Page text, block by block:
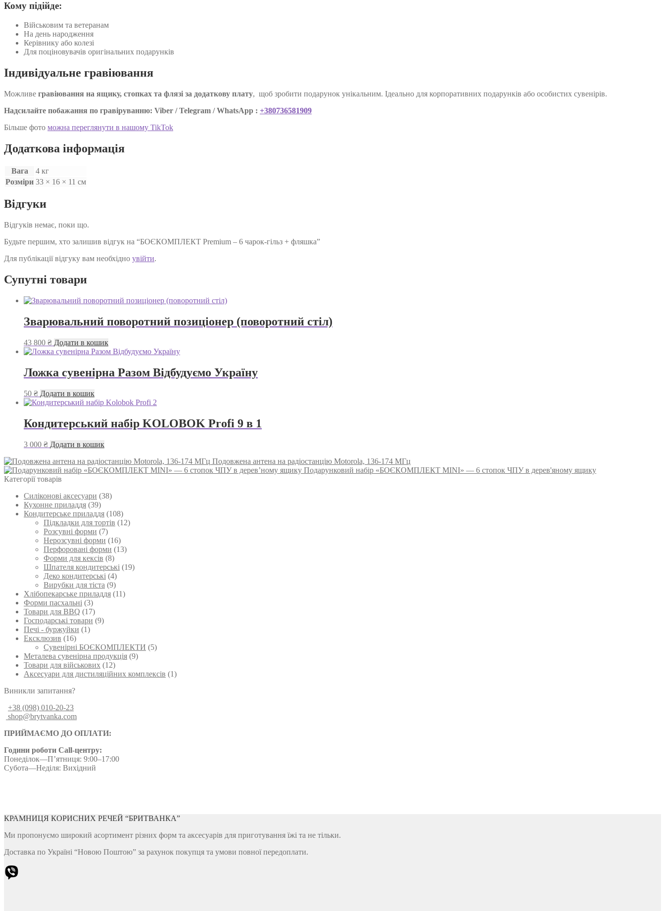
Кому підійде:
Військовим та ветеранам
На день народження
Керівнику або колезі
Для поціновувачів оригінальних подарунків
Індивідуальне гравіювання
Можливе гравіювання на ящику, стопках та флязі за додаткову плату, щоб зробити подарунок унікальним. Ідеально для корпоративних подарунків або особистих сувенірів.
Надсилайте побажання по гравіруванню: Viber / Telegram / WhatsApp : +380736581909
Більше фото можна переглянути в нашому TikTok
Додаткова інформація
Вага
4 кг
Розміри 33 × 16 × 11 см
Відгуки
Відгуків немає, поки що.
Будьте першим, хто залишив відгук на “БОЄКОМПЛЕКТ Premium – 6 чарок-гільз + фляшка”
Для публікації відгуку вам необхідно увійти.
Супутні товари
Зварювальний поворотний позиціонер (поворотний стіл)
43 800 ₴ Додати в кошик
Ложка сувенірна Разом Відбудуємо Україну
50 ₴ Додати в кошик
Кондитерський набір KOLOBOK Profi 9 в 1
3 000 ₴ Додати в кошик
Подовжена антена на радіостанцію Motorola, 136-174 МГц
Подарунковий набір «БОЄКОМПЛЕКТ MINI» — 6 стопок ЧПУ в дерев'яному ящику
Категорії товарів
Силіконові аксесуари (38)
Кухонне приладдя (39)
Кондитерське приладдя (108)
Підкладки для тортів (12)
Розсувні форми (7)
Нерозсувні форми (16)
Перфоровані форми (13)
Форми для кексів (8)
Шпателя кондитерські (19)
Деко кондитерські (4)
Вирубки для тіста (9)
Хлібопекарське приладдя (11)
Форми пасхальні (3)
Товари для BBQ (17)
Господарські товари (9)
Печі - буржуйки (1)
Ексклюзив (16)
Сувенірні БОЄКОМПЛЕКТИ (5)
Металева сувенірна продукція (9)
Товари для військових (12)
Аксесуари для дистиляційних комплексів (1)
Виникли запитання?
+38 (098) 010-20-23
shop@brytvanka.com
ПРИЙМАЄМО ДО ОПЛАТИ:
Години роботи Call-центру:
Понеділок—П’ятниця: 9:00–17:00
Субота—Неділя: Вихідний
КРАМНИЦЯ КОРИСНИХ РЕЧЕЙ “БРИТВАНКА”
Ми пропонуємо широкий асортимент різних форм та аксесуарів для приготування їжі та не тільки.
Доставка по Україні “Новою Поштою” за рахунок покупця та умови повної передоплати.